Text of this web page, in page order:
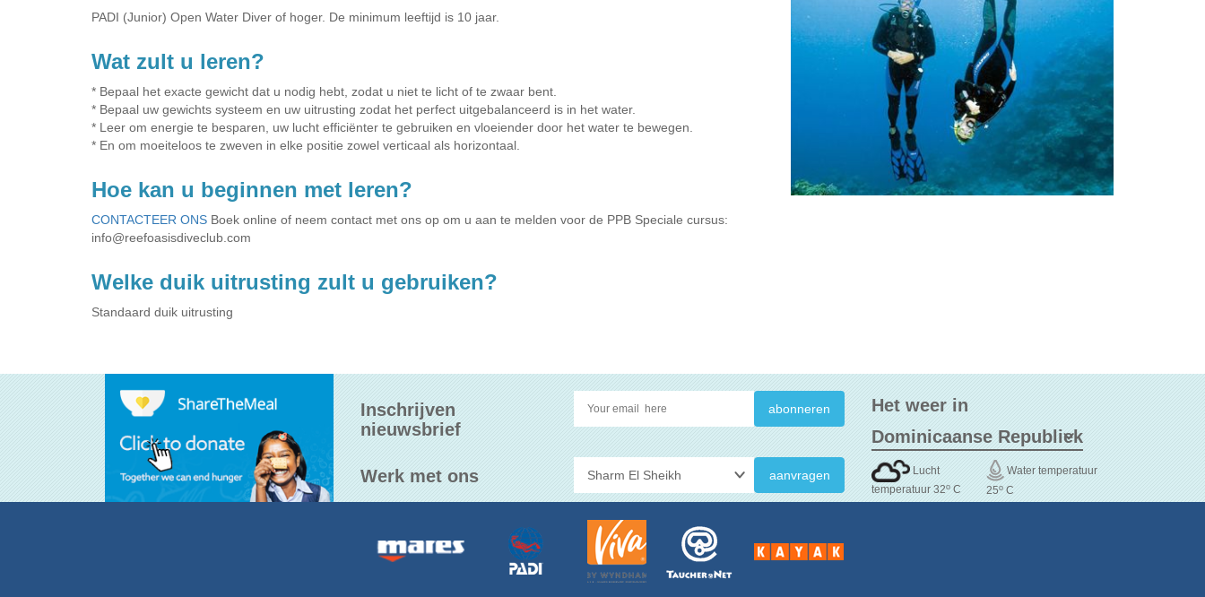
PADI (Junior) Open Water Diver of hoger. De minimum leeftijd is 10 jaar.
Wat zult u leren?
* Bepaal het exacte gewicht dat u nodig hebt, zodat u niet te licht of te zwaar bent.
* Bepaal uw gewichts systeem en uw uitrusting zodat het perfect uitgebalanceerd is in het water.
* Leer om energie te besparen, uw lucht efficiënter te gebruiken en vloeiender door het water te bewegen.
* En om moeiteloos te zweven in elke positie zowel verticaal als horizontaal.
Hoe kan u beginnen met leren?
CONTACTEER ONS Boek online of neem contact met ons op om u aan te melden voor de PPB Speciale cursus:
info@reefoasisdiveclub.com
Welke duik uitrusting zult u gebruiken?
Standaard duik uitrusting
Inschrijven
nieuwsbrief
Werk met ons aanvragen
Het weer in
Lucht
temperatuur 32o C
Water temperatuur
25oC